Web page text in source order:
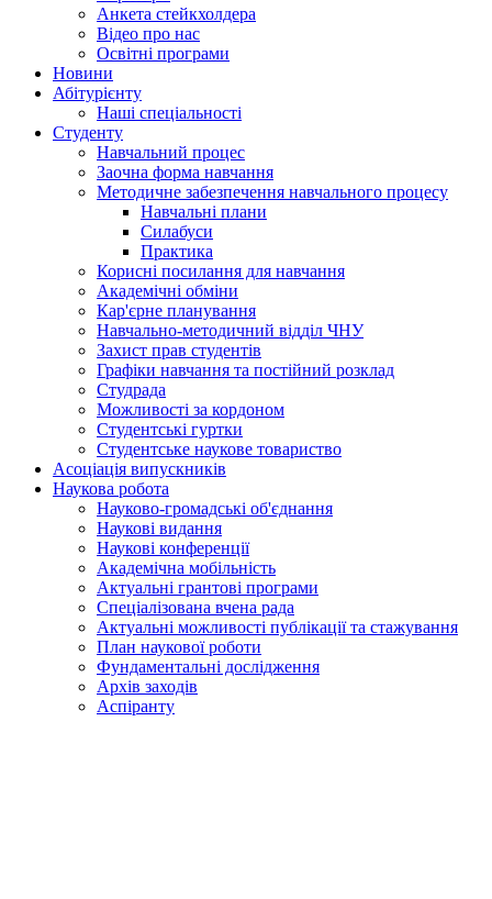
Анкета стейкхолдера
Відео про нас
Освітні програми
Hовини
Абітурієнту
Наші спеціальності
Студенту
Навчальний процес
Заочна форма навчання
Методичне забезпечення навчального процесу
Навчальні плани
Силабуси
Практика
Корисні посилання для навчання
Академічні обміни
Кар'єрне планування
Навчально-методичний відділ ЧНУ
Захист прав студентів
Графіки навчання та постійний розклад
Студрада
Можливості за кордоном
Студентські гуртки
Студентське наукове товариство
Асоціація випускників
Наукова робота
Науково-громадські об'єднання
Наукові видання
Наукові конференції
Академічна мобільність
Актуальні грантові програми
Спеціалізована вчена рада
Актуальні можливості публікації та стажування
План наукової роботи
Фундаментальні дослідження
Архів заходів
Аспіранту